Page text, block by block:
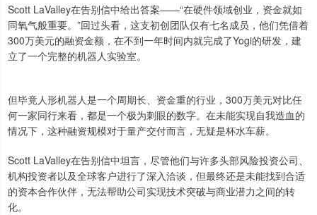
Scott LaValley在告别信中给出答案——“在硬件领域创业，资金就如
同氧气般重要。”回过头看，这支初创团队仅有七名成员，他们凭借着
300万美元的融资金额，在不到一年时间内就完成了Yogi的研发，建
立了一个完整的机器人实验室。
但毕竟人形机器人是一个周期长、资金重的行业，300万美元对比任
何一家同行来看，都是一个极为刺眼的数字。在未能实现自我造血的
情况下，这种融资规模对于量产交付而言，无疑是杯水车薪。
Scott LaValley在告别信中坦言，尽管他们与许多头部风险投资公司、
机构投资者以及全球客户进行了深入洽谈，但最终还是未能找到合适
的资本合作伙伴，无法帮助公司实现技术突破与商业潜力之间的转
化。